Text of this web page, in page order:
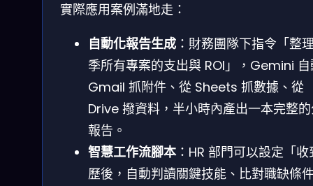
實際應用案例滿地走：
自動化報告生成 ：財務團隊下指令「整
季所有專案的支出與 ROI」，Gemini
Gmail 抓附件、從 Sheets 抓數據、從
Drive 撥資料，半小時內產出一本完整
報告。
智慧工作流腳本 ：HR 部門可以設定「
歷後，自動判讀關鍵技能、比對職缺條